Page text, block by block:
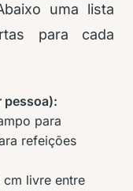
uma lista
para cada
pessoa):
para
refeições
cm livre entre